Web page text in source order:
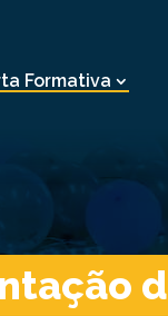
Formativa